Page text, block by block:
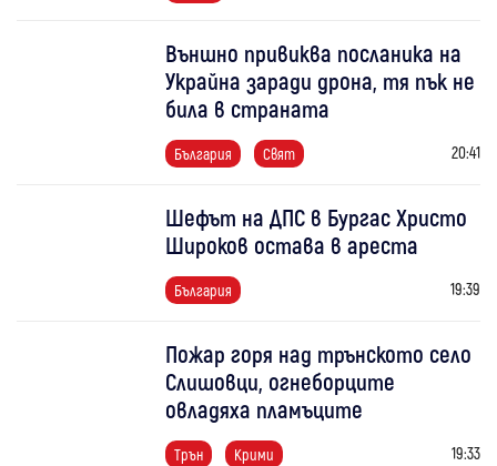
Външно привиква посланика на
Украйна заради дрона, тя пък не
била в страната
България Свят 20:41
Шефът на ДПС в Бургас Христо
Широков остава в ареста
България 19:39
Пожар горя над трънското село
Слишовци, огнеборците
овладяха пламъците
Трън Крими 19:33